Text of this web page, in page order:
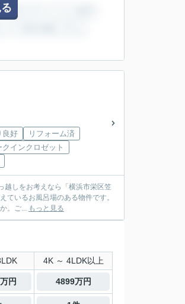
良好
リフォーム済
クインクロゼット
越しをお考えなら「横浜市栄区笠
いるお風呂場のある物件です。
。ご... もっと見る
4K ～ 4LDK以上
円 4899万円